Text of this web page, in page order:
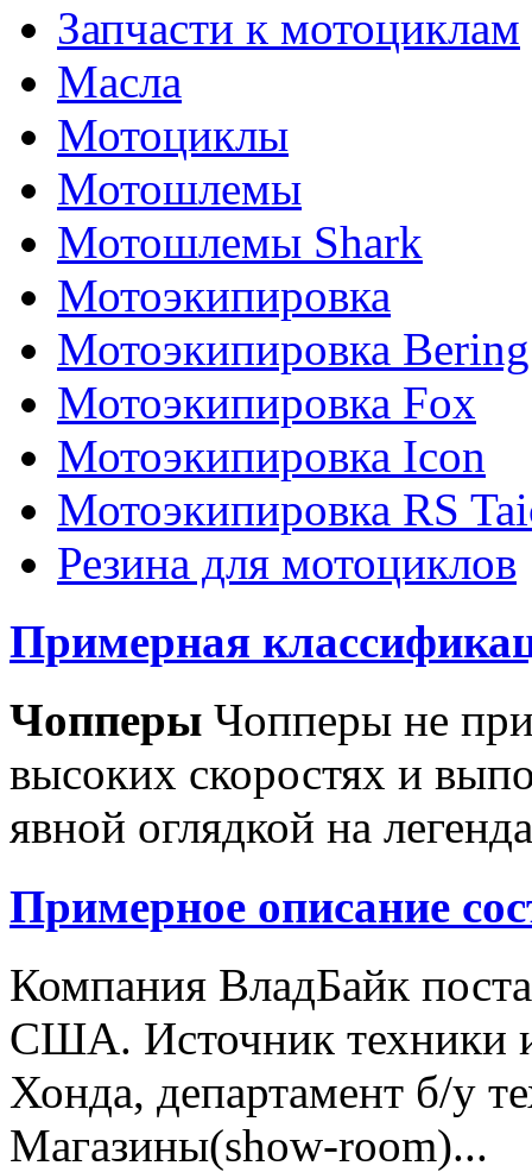
Запчасти к мотоциклам
Масла
Мотоциклы
Мотошлемы
Мотошлемы Shark
Мотоэкипировка
Мотоэкипировка Bering
Мотоэкипировка Fox
Мотоэкипировка Icon
Мотоэкипировка RS
Резина для мотоциклов
Примерная
Чопперы Чопперы не
высоких скоростях и
явной оглядкой на
Примерное описание
Компания ВладБайк
США. Источник техники
Хонда, департамент б/у
Магазины(show-room)...